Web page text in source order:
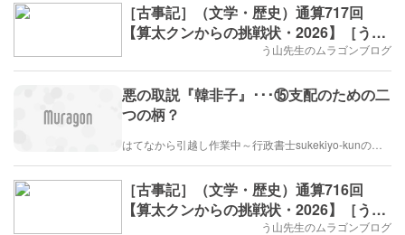
［古事記］（文学・歴史）通算717回
【算太クンからの挑戦状・2026】［う山
う山先生のムラゴンブログ
悪の取説『韓非子』･･･⑮支配のための二
つの柄？
［古事記］（文学・歴史）通算716回
【算太クンからの挑戦状・2026】［う山
う山先生のムラゴンブログ